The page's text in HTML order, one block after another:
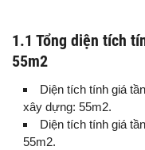
1.1 Tổng diện tích
55m2
Diện tích tính giá
xây dựng: 55m2.
Diện tích tính giá
55m2.